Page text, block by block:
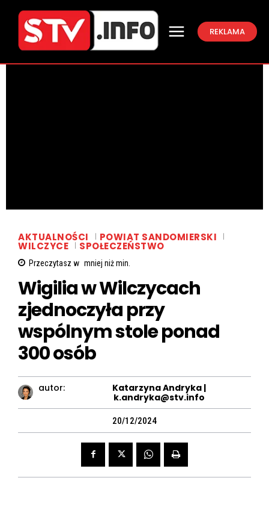
REKLAMA
AKTUALNOŚCI POWIAT SANDOMIERSKI
WILCZYCE SPOŁECZEŃSTWO
Przeczytasz w mniej niżmin.
Wigilia w Wilczycach
zjednoczyła przy
wspólnym stole ponad
300 osób
autor:
Katarzyna Andryka |
k.andryka@stv.info
20/12/2024